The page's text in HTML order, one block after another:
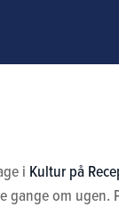
i Kultur på
gange om